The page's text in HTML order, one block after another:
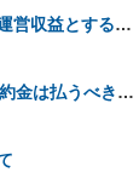
アプリの課金の一部を運営収益とする仕組みは資金決済法に該当しますか？
Web契約未着手でも違約金は払うべきか？弁護士に相談